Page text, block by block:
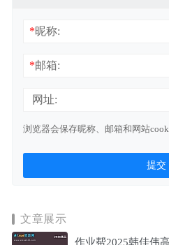
*昵称:
*邮箱:
网址:
浏览器会保存昵称、邮箱和网站
文章展示
作业帮2025韩佳伟